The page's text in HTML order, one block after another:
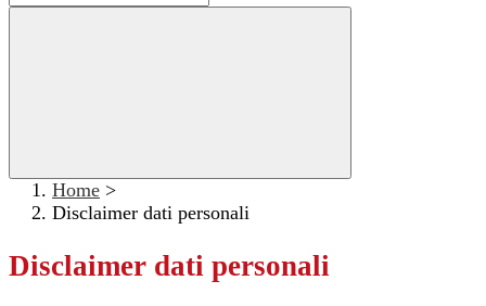
Home >
Disclaimer dati personali
Disclaimer dati personali